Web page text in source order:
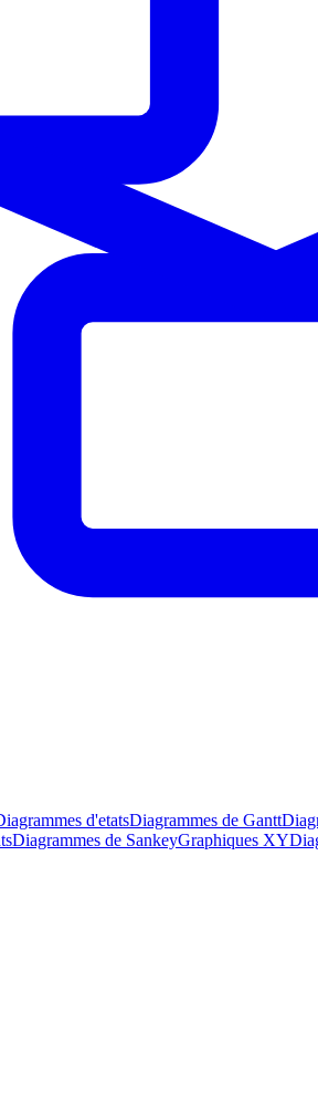
d'etatsDiagrammes de Gantt
Diagrammes de SankeyGraphiques XY